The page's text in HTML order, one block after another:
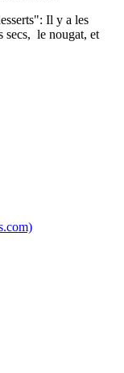
Il y a les
secs, le nougat, et